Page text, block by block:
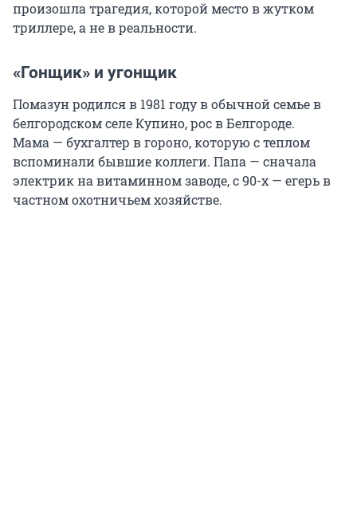
произошла трагедия, которой место в жутком
триллере, а не в реальности.
«Гонщик» и угонщик
Помазун родился в 1981 году в обычной семье в
белгородском селе Купино, рос в Белгороде.
Мама — бухгалтер в гороно, которую с теплом
вспоминали бывшие коллеги. Папа — сначала
электрик на витаминном заводе, с 90-х — егерь в
частном охотничьем хозяйстве.